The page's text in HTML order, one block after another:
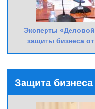
Эксперты
защиты бизнеса
Защита бизнеса